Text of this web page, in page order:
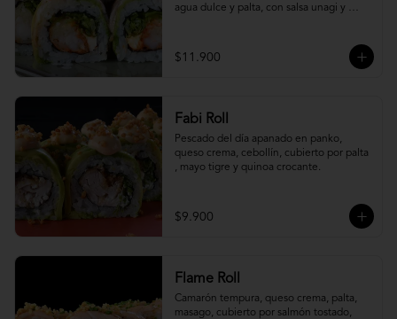
agua dulce y palta, con salsa unagi y
$11.900
Fabi Roll
Pescado del día apanado en panko,
queso crema, cebollín, cubierto por palta
, mayo tigre y quinoa crocante.
$9.900
Flame Roll
Camarón tempura, queso crema, palta,
masago, cubierto por salmón tostado,